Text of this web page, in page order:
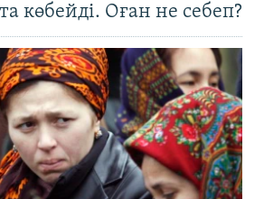
көбейді. Оған не себеп?